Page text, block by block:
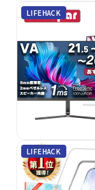
LIFEHACK
LIFEHACK